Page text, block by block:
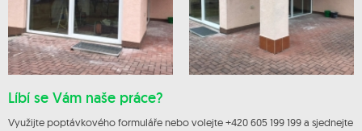
Líbí se Vám naše práce?
Využijte poptávkového formuláře nebo volejte +420 605 199 199 a sjednejte